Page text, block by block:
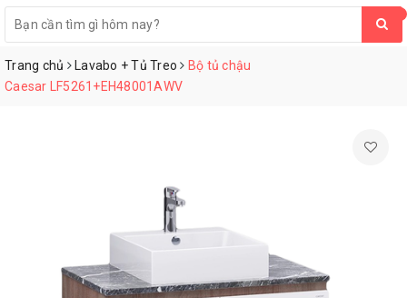
Trang chủ Lavabo + Tủ Treo
Bộ tủ chậu
Caesar LF5261+EH48001AWV